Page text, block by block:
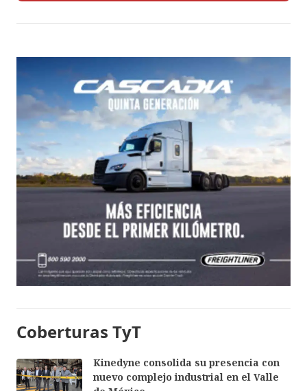
Coberturas TyT
Kinedyne consolida su presencia con
nuevo complejo industrial en el Valle